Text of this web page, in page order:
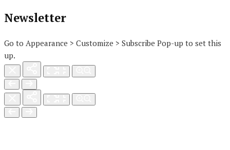
Newsletter
Go to Appearance > Customize > Subscribe Pop-up to set this
up.